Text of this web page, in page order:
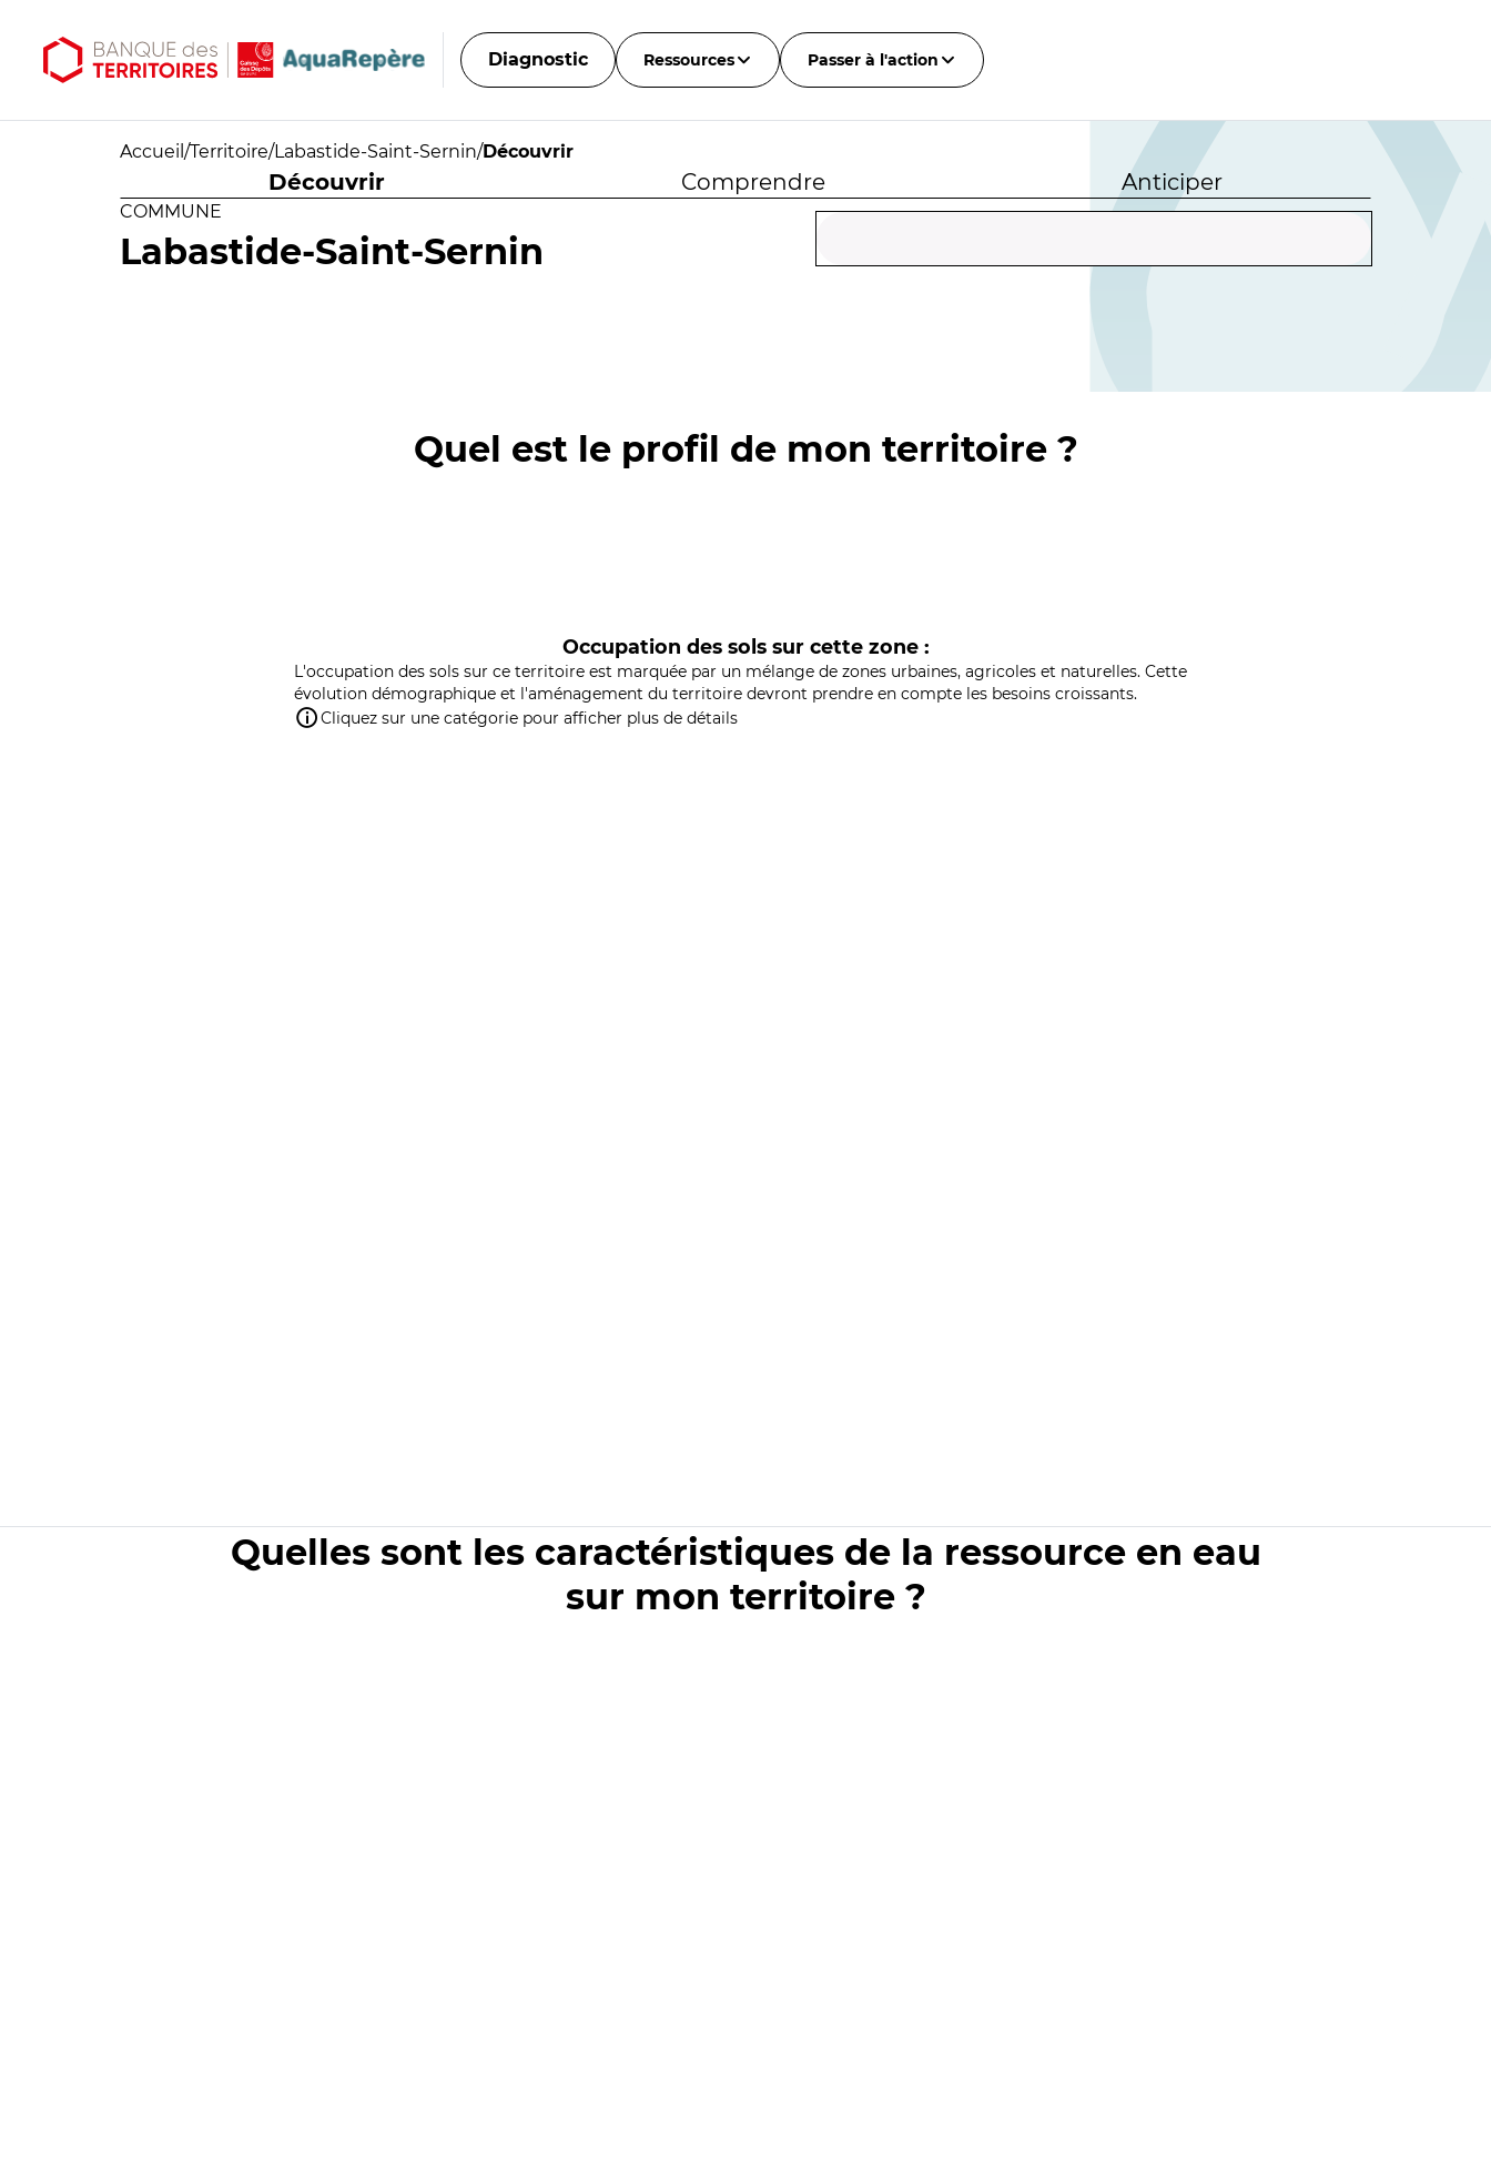
Diagnostic Ressources Passer à l'action
Accueil /Territoire/Labastide-Saint-Sernin/Découvrir
Découvrir Comprendre Anticiper
COMMUNE
Labastide-Saint-Sernin
Quel est le profil de mon territoire ?
Occupation des sols sur cette zone :
L'occupation des sols sur ce territoire est marquée par un mélange de zones urbaines, agricoles et naturelles. Cette
évolution démographique et l'aménagement du territoire devront prendre en compte les besoins croissants.
Cliquez sur une catégorie pour afficher plus de détails
Quelles sont les caractéristiques de la ressource en eau
sur mon territoire ?